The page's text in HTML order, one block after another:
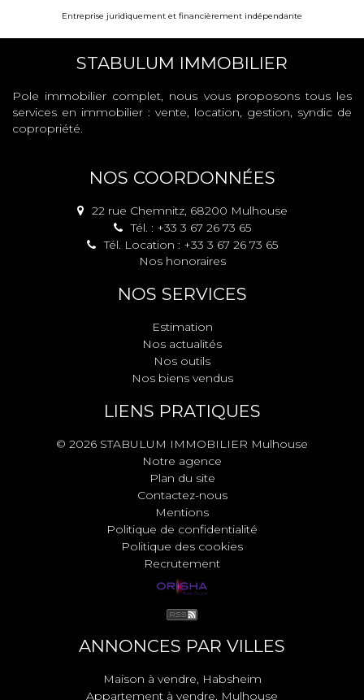
Entreprise juridiquement et financièrement indépendante
STABULUM IMMOBILIER
Pole immobilier complet, nous vous proposons tous les
services en immobilier : vente, location, gestion, syndic de
copropriété.
NOS COORDONNÉES
22 rue Chemnitz, 68200 Mulhouse
Tél. : +33 3 67 26 73 65
Tél. Location : +33 3 67 26 73 65
Nos honoraires
NOS SERVICES
Estimation
Nos actualités
Nos outils
Nos biens vendus
LIENS PRATIQUES
© 2026 STABULUM IMMOBILIER Mulhouse
Notre agence
Plan du site
Contactez-nous
Mentions
Politique de confidentialité
Politique des cookies
Recrutement
ANNONCES PAR VILLES
Maison à vendre, Habsheim
Appartement à vendre, Mulhouse